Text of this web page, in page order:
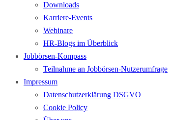
Downloads
Karriere-Events
Webinare
HR-Blogs im Überblick
Jobbörsen-Kompass
Teilnahme an Jobbörsen-Nutzerumfrage
Impressum
Datenschutzerklärung DSGVO
Cookie Policy